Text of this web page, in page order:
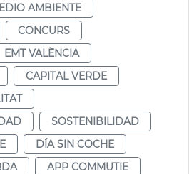
AMBIENTE
CONCURS
EMT VALÈNCIA
CAPITAL VERDE
SOSTENIBILIDAD
DÍA SIN COCHE
APP COMMUTIE